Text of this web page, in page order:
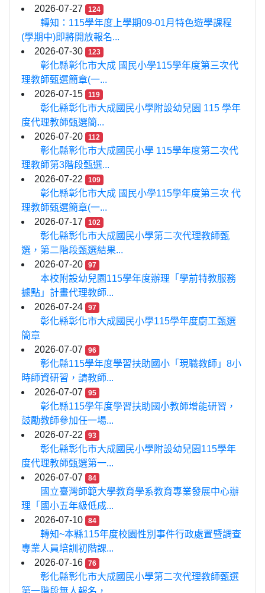
2026-07-27
124
轉知：115學年度上學期09-01月特色遊學課程
(學期中)即將開放報名...
2026-07-30
123
彰化縣彰化市大成 國民小學115學年度第三次代
理教師甄選簡章(一...
2026-07-15
119
彰化縣彰化市大成國民小學附設幼兒園 115 學年
度代理教師甄選簡...
2026-07-20
112
彰化縣彰化市大成國民小學 115學年度第二次代
理教師第3階段甄選...
2026-07-22
109
彰化縣彰化市大成 國民小學115學年度第三次 代
理教師甄選簡章(一...
2026-07-17
102
彰化縣彰化市大成國民小學第二次代理教師甄
選，第二階段甄選結果...
2026-07-20
97
本校附設幼兒園115學年度辦理「學前特教服務
據點」計畫代理教師...
2026-07-24
97
彰化縣彰化市大成國民小學115學年度廚工甄選
簡章
2026-07-07
96
彰化縣115學年度學習扶助國小「現職教師」8小
時師資研習，請教師...
2026-07-07
95
彰化縣115學年度學習扶助國小教師增能研習，
鼓勵教師參加任一場...
2026-07-22
93
彰化縣彰化市大成國民小學附設幼兒園115學年
度代理教師甄選第一...
2026-07-07
84
國立臺灣師範大學教育學系教育專業發展中心辦
理「國小五年級低成...
2026-07-10
84
轉知~本縣115年度校園性別事件行政處置暨調查
專業人員培訓初階課...
2026-07-16
76
彰化縣彰化市大成國民小學第二次代理教師甄選
第一階段無人報名，...